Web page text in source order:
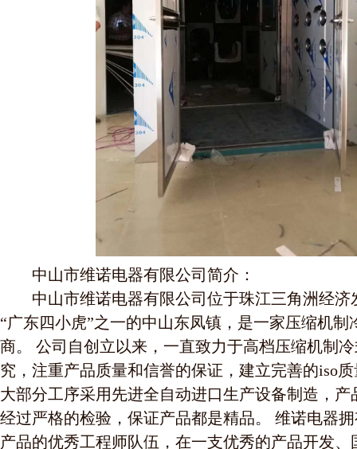
中山市维诺电器有限公司简介：
中山市维诺电器有限公司位于珠江三角洲经济
“广东四小虎”之一的中山东凤镇，是一家压缩机制
商。 公司自创立以来，一直致力于高档压缩机制
究，注重产品质量和信誉的保证，建立完善的iso
大部分工序采用先进全自动进口生产设备制造，
经过严格的检验，保证产品都是精品。 维诺电器
产品的优秀工程师队伍，在一支优秀的产品开发